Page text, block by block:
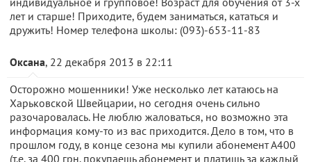
лет и старше! Приходите, будем заниматься, кататься и
дружить! Номер телефона школы: (093)-653-11-83
Оксана, 22 декабря 2013 в 22:11
Осторожно мошенники! Уже несколько лет катаюсь на
Харьковской Швейцарии, но сегодня очень сильно
разочаровалась. Не люблю жаловаться, но возможно эта
информация кому-то из вас приходится. Дело в том, что в
прошлом году, в конце сезона мы купили абонемент А400
(т.е. за 400 грн. покупаешь абонемент и платишь за каждый